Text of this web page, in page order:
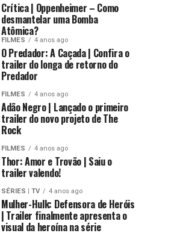
Crítica | Oppenheimer – Como
desmantelar uma Bomba
Atômica?
FILMES 4 anos ago
O Predador: A Caçada | Confira o
trailer do longa de retorno do
Predador
FILMES 4 anos ago
Adão Negro | Lançado o primeiro
trailer do novo projeto de The
Rock
FILMES 4 anos ago
Thor: Amor e Trovão | Saiu o
trailer valendo!
SÉRIES | TV 4 anos ago
Mulher-Hulk: Defensora de Heróis
| Trailer finalmente apresenta o
visual da heroína na série